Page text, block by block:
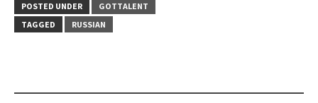
POSTED UNDER
GOTTALENT
TAGGED
RUSSIAN